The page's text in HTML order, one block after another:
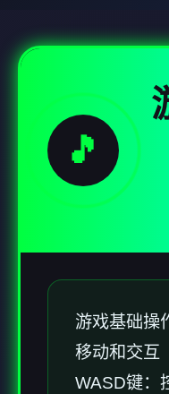
🎵
游戏基础操
移动和交互
WASD键：